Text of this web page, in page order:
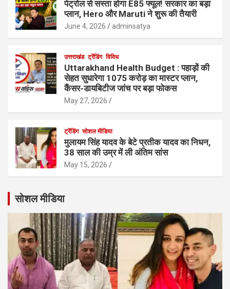
पेट्रोल से सस्ता होगा E85 फ्यूल! सरकार का बड़ा
प्लान, Hero और Maruti ने शुरू की तैयारी
June 4, 2026 adminsatya
उत्तराखंड ट्रेंडिंग विविध
Uttarakhand Health Budget : पहाड़ों की
सेहत सुधारेगा 1075 करोड़ का मास्टर प्लान,
कैंसर-डायबिटीज जांच पर बड़ा फोकस
May 27, 2026
ट्रेंडिंग सोशल मीडिया
मुलायम सिंह यादव के बेटे प्रतीक यादव का निधन,
38 साल की उम्र में ली अंतिम सांस
May 15, 2026
सोशल मीडिया